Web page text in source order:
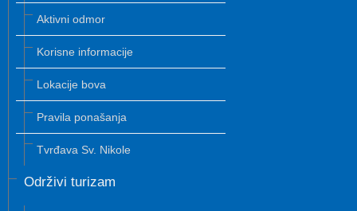
Aktivni odmor
Korisne informacije
Lokacije bova
Pravila ponašanja
Tvrđava Sv. Nikole
Održivi turizam